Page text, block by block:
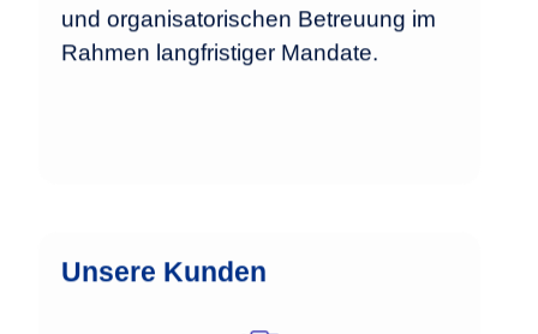
und organisatorischen Betreuung im
Rahmen langfristiger Mandate.
Unsere Kunden